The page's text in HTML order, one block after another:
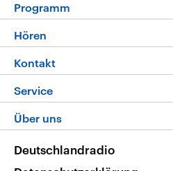
Programm
Programm
Die Nachrichten
Nachrichtenleicht
Neue Beiträge auf dlf.de
Hören
Livestream
Podcasts
Deutschlandfunk App
Nachrichten App
Kontakt
Hörerservice
Service
FAQ
Veranstaltungen
Über uns
Deutschlandradio